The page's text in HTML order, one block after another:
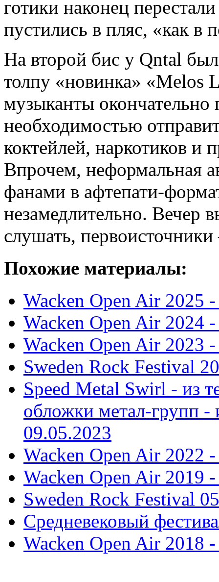
готики наконец
пустились в пляс, «как в
На второй бис у Qntal
толпу «новинка» «Melos
музыканты
необходимостью
коктейлей, наркотиков и
Впрочем, неформальная
фанами в афтепати-
незамедлительно.
слушать,
Похожие материалы:
Wacken Open Air 2025
Wacken Open Air 2024
Wacken Open Air 2023
Sweden Rock Festival
Speed Metal Swirl - из
обложки метал-групп -
09.05.2023
Wacken Open Air 2022
Wacken Open Air 2019
Sweden Rock Festival
Средневековый
Wacken Open Air 2018